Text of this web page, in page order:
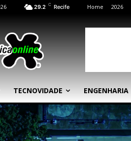
29.2 C Recife Home 2026
TECNOVIDADE ENGENHARIA